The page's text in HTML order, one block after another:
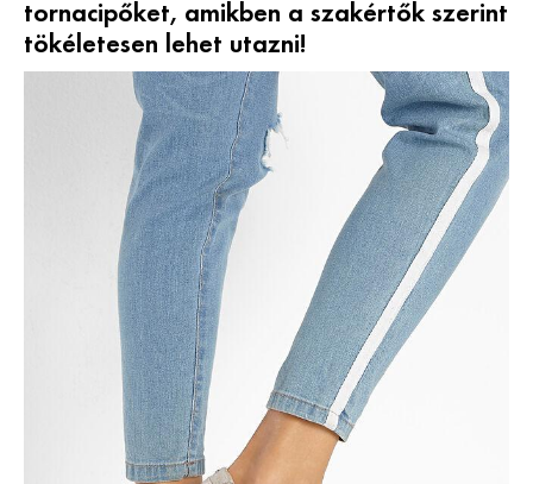
tornacipőket, amikben a szakértők szerint
tökéletesen lehet utazni!